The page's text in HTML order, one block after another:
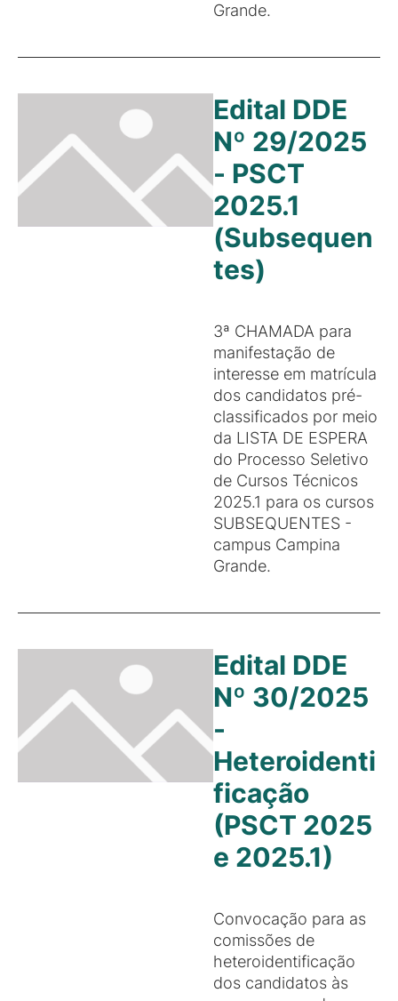
Grande.
Edital DDE
Nº 29/2025
- PSCT
2025.1
(Subsequen
tes)
3ª CHAMADA para
manifestação de
interesse em matrícula
dos candidatos pré-
classificados por meio
da LISTA DE ESPERA
do Processo Seletivo
de Cursos Técnicos
2025.1 para os cursos
SUBSEQUENTES -
campus Campina
Grande.
Edital DDE
Nº 30/2025
-
Heteroidenti
ficação
(PSCT 2025
e 2025.1)
Convocação para as
comissões de
heteroidentificação
dos candidatos às